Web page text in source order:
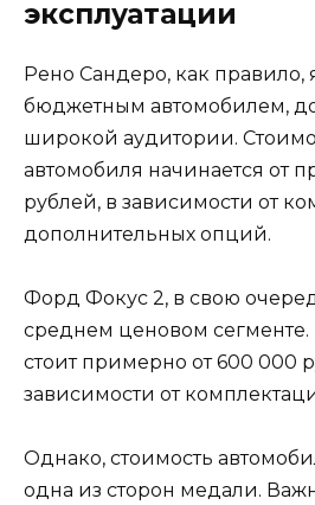
эксплуатации
Рено Сандеро, как правило,
бюджетным автомобилем,
широкой аудитории.
автомобиля начинается от
рублей, в зависимости от
дополнительных опций.
Форд Фокус 2, в свою
среднем ценовом
стоит примерно от 600 000
зависимости от
Однако, стоимость
одна из сторон медали.